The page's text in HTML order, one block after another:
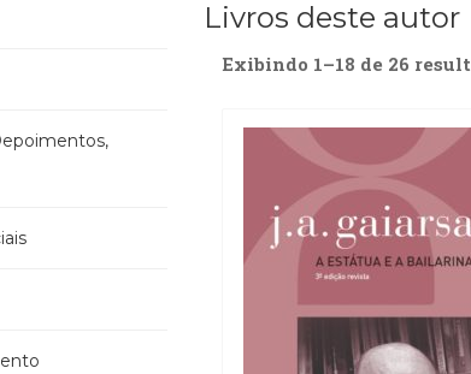
Livros deste autor
Exibindo 1–18 de 26